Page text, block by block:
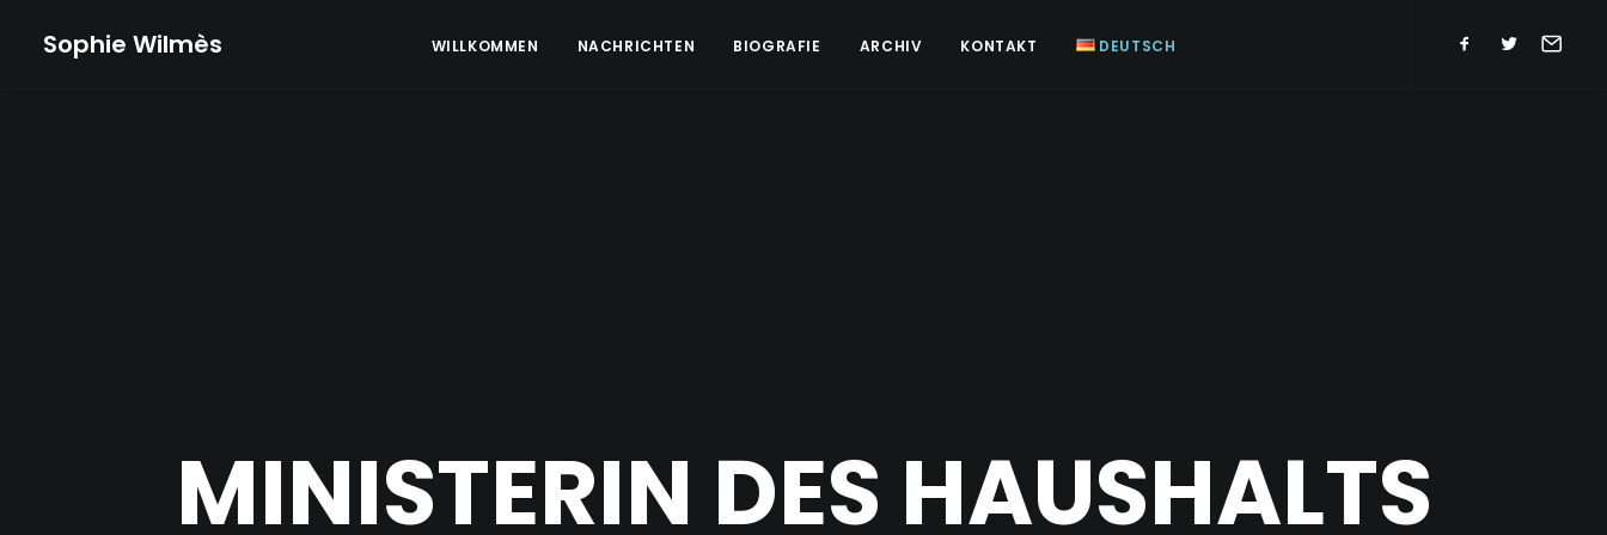
Sophie Wilmès WILLKOMMEN NACHRICHTEN BIOGRAFIE ARCHIV KONTAKT DEUTSCH
MINISTERIN DES HAUSHALTS